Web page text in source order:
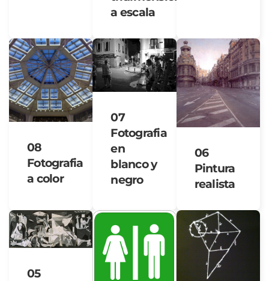
a escala
08
Fotografia
a color
07
Fotografia
en
blanco y
negro
06
Pintura
realista
05